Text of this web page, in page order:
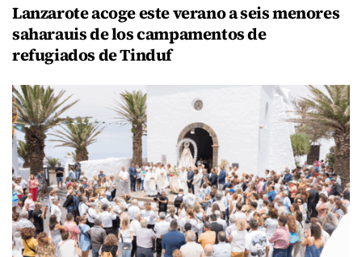
Lanzarote acoge este verano a seis menores
saharauis de los campamentos de
refugiados de Tinduf